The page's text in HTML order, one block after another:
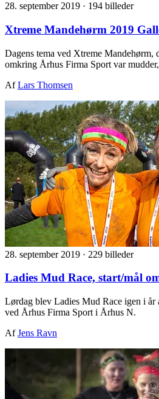
28. september 2019 · 194 billeder
Xtreme Mandehørm 2019
Dagens tema ved Xtreme Mandehørm,
omkring Århus Firma Sport var
AfLars Thomsen
28. september 2019 · 229 billeder
Ladies Mud Race, start/mål
Lørdag blev Ladies Mud Race igen i år
ved Århus Firma Sport i Århus N.
AfJens Ravn